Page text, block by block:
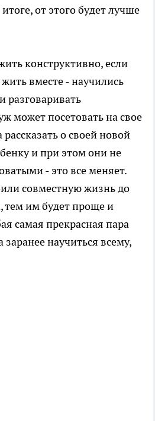
от этого будет лучше
конструктивно, если
вместе - научились
разговаривать
может посетовать на свое
о своей новой
и при этом они не
- это все меняет.
совместную жизнь до
тем им будет проще и
самая прекрасная пара
заранее научиться всему,